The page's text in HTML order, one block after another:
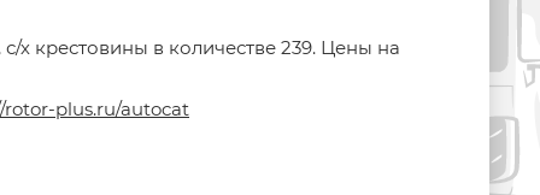
х крестовины в количестве 239. Цены на
rotor-plus.ru/autocat